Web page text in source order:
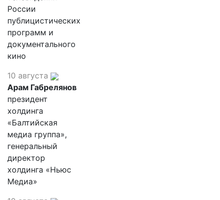
России
публицистических
программ и
документального
кино
10 августа
Арам Габрелянов
президент
холдинга
«Балтийская
медиа группа»,
генеральный
директор
холдинга «Ньюс
Медиа»